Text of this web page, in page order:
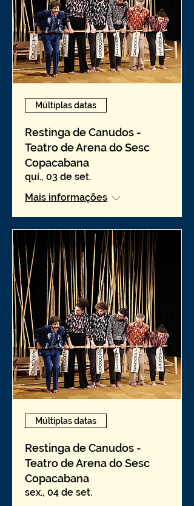
Múltiplas datas
Restinga de Canudos -
Teatro de Arena do Sesc
Copacabana
qui., 03 de set.
Mais informações
Múltiplas datas
Restinga de Canudos -
Teatro de Arena do Sesc
Copacabana
sex., 04 de set.